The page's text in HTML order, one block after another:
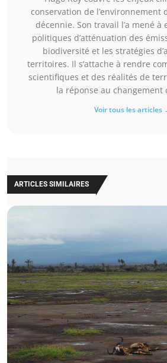
conservation de l’environnement
décennie. Son travail l’a mené
politiques d’atténuation des
biodiversité et les stratégies
territoires. Il s’attache à rendre
scientifiques et des réalités de
la réponse au changement
Voir tous les articles
ARTICLES SIMILAIRES